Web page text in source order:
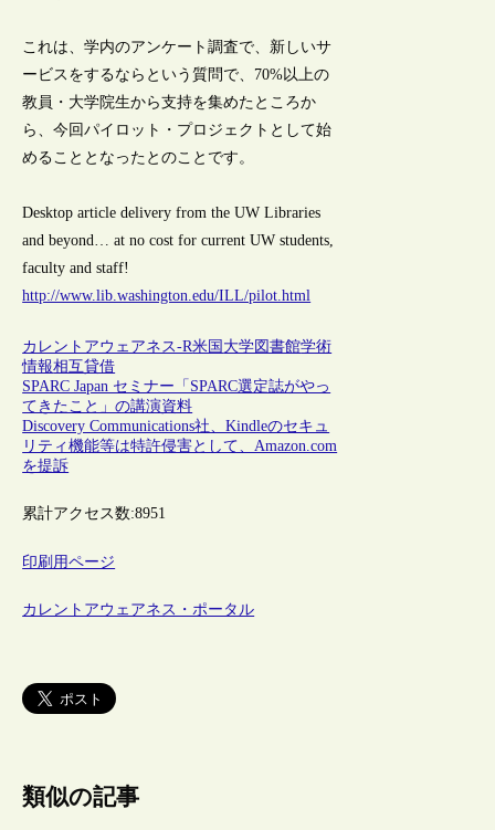
これは、学内のアンケート調査で、新しいサ
ービスをするならという質問で、70%以上の
教員・大学院生から支持を集めたところか
ら、今回パイロット・プロジェクトとして始
めることとなったとのことです。
Desktop article delivery from the UW Libraries
and beyond… at no cost for current UW students,
faculty and staff!
http://www.lib.washington.edu/ILL/pilot.html
カレントアウェアネス-R米国 大学図書館学術
情報相互貸借
SPARC Japan セミナー「SPARC選定誌がやっ
てきたこと」の講演資料
Discovery Communications社、Kindleのセキュ
リティ機能等は特許侵害として、Amazon.com
を提訴
累計アクセス数:8951
印刷用ページ
カレントアウェアネス・ポータル
類似の記事